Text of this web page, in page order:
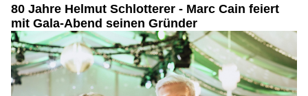
80 Jahre Helmut Schlotterer - Marc Cain feiert
mit Gala-Abend seinen Gründer